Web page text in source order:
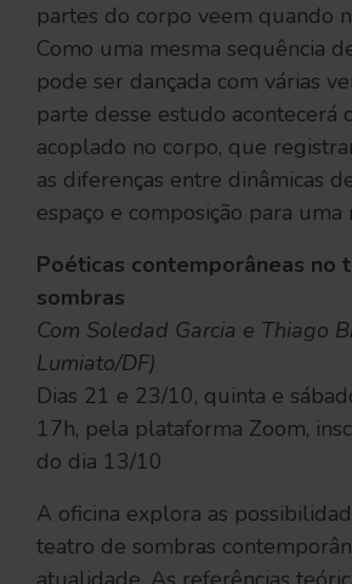
partes do corpo veem quando
Como uma mesma sequência
pode ser dançada com várias
parte desse estudo acontecerá
acoplado no corpo, que
as diferenças entre dinâmicas
espaço e composição para uma
Poéticas contemporâneas no
sombras
Com Soledad Garcia e Thiago
Lumiato/DF)
Dias 21 e 23/10, quinta e
17h, pela plataforma Zoom,
do dia 13/10
A oficina explora as
teatro de sombras